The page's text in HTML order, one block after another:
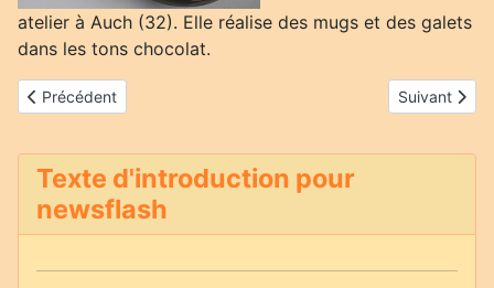
atelier à Auch (32). Elle réalise des mugs et des galets
dans les tons chocolat.
Article précédent : Caroline Wagenaas
Précédent Article
Suivant
Texte d'introduction pour
newsflash